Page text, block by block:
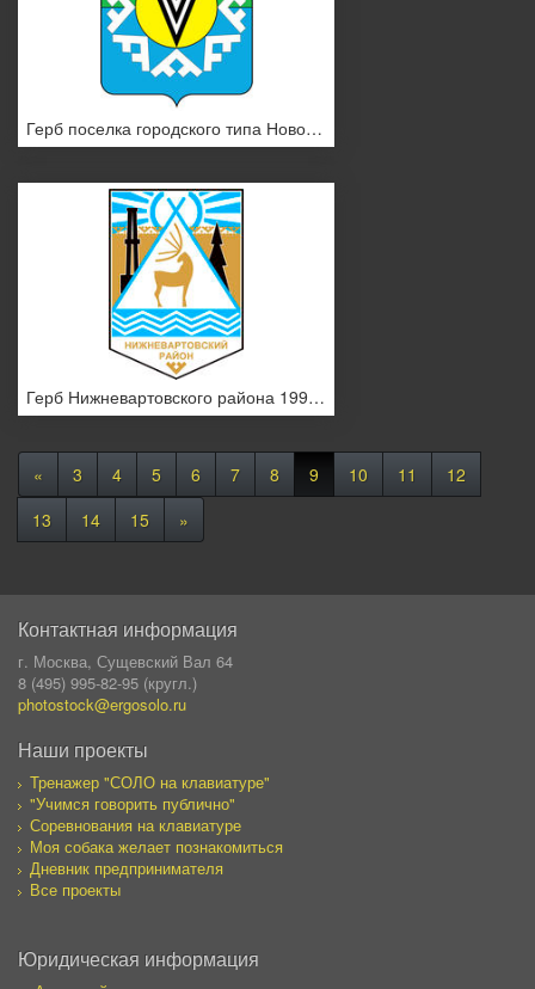
Герб поселка городского типа Новоаганск
Герб Нижневартовского района 1996 года
« 3 4 5 6 7 8 9 10 11
12
13
14 15 »
Контактная информация
г. Москва, Сущевский Вал 64
8 (495) 995-82-95 (кругл.)
photostock@ergosolo.ru
Наши проекты
Тренажер "СОЛО на клавиатуре"
"Учимся говорить публично"
Соревнования на клавиатуре
Моя собака желает познакомиться
Дневник предпринимателя
Все проекты
Юридическая информация